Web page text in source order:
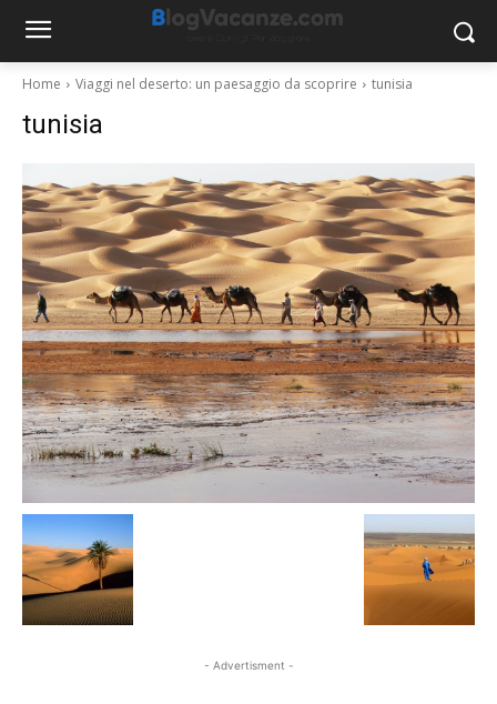
Home Viaggi nel deserto: un paesaggio da scoprire tunisia
tunisia
- Advertisment -